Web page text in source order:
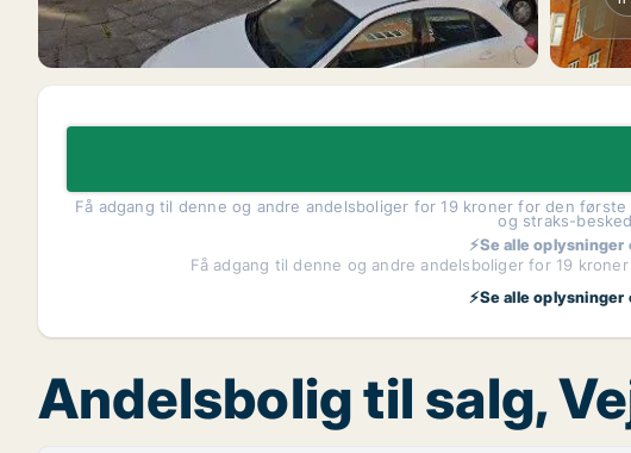
Få adgang til denne og andre andelsboliger for 19 kroner for den
og straks-
⚡Se alle
Få adgang til denne og andre andelsboliger for 19
⚡Se alle
Andelsbolig til salg,